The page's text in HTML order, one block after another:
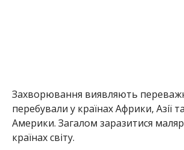
Захворювання виявляють
перебували у країнах Африки, Азії
Америки. Загалом заразитися
країнах світу.